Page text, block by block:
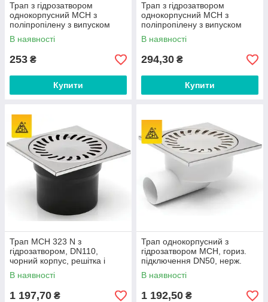
Трап з гідрозатвором
однокорпусний MCH з
поліпропілену з випуском
DN110, білий. арт. 323 P-b
В наявності
253 ₴
Купити
Трап з гідрозатвором
однокорпусний MCH з
поліпропілену з випуском
DN110, чорний арт.323 P
В наявності
294,30 ₴
Купити
Трап MCH 323 N з
гідрозатвором, DN110,
чорний корпус, решітка і
рамка 150х150мм /
нержавеющий трап для душа
В наявності
1 197,70 ₴
Трап однокорпусний з
гідрозатвором MCH, гориз.
підключення DN50, нерж.
решітка 150х150 арт.326 N
В наявності
1 192,50 ₴